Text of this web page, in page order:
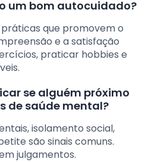
um bom autocuidado?
que promovem o
e a satisfação
praticar hobbies e
se alguém próximo
de saúde mental?
isolamento social,
são sinais comuns.
julgamentos.